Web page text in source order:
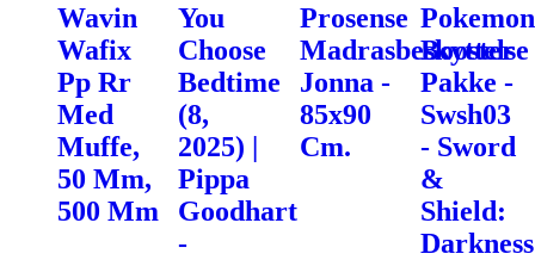
Wavin
Wafix
Pp Rr
Med
Muffe,
50 Mm,
500 Mm
You
Choose
Bedtime
(8,
2025) |
Pippa
Goodhart
-
Prosense
Madrasbeskyttelse
Jonna -
85x90
Cm.
Pokemon
Booster
Pakke -
Swsh03
- Sword
&
Shield:
Darkness